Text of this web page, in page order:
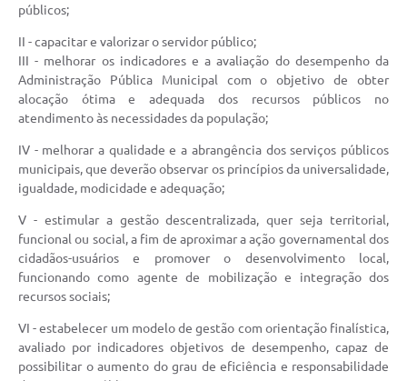
públicos;
II - capacitar e valorizar o servidor público;
III - melhorar os indicadores e a avaliação do desempenho da
Administração Pública Municipal com o objetivo de obter
alocação ótima e adequada dos recursos públicos no
atendimento às necessidades da população;
IV - melhorar a qualidade e a abrangência dos serviços públicos
municipais, que deverão observar os princípios da universalidade,
igualdade, modicidade e adequação;
V - estimular a gestão descentralizada, quer seja territorial,
funcional ou social, a fim de aproximar a ação governamental dos
cidadãos-usuários e promover o desenvolvimento local,
funcionando como agente de mobilização e integração dos
recursos sociais;
VI - estabelecer um modelo de gestão com orientação finalística,
avaliado por indicadores objetivos de desempenho, capaz de
possibilitar o aumento do grau de eficiência e responsabilidade